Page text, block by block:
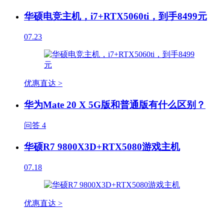
华硕电竞主机，i7+RTX5060ti，到手8499元
07.23
优惠直达 >
华为Mate 20 X 5G版和普通版有什么区别？
问答 4
华硕R7 9800X3D+RTX5080游戏主机
07.18
优惠直达 >